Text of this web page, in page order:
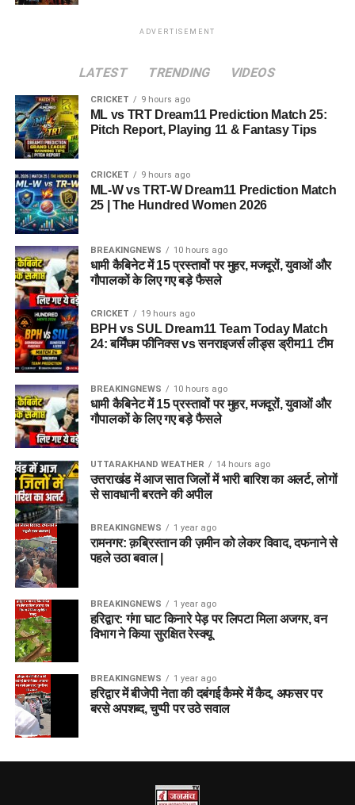
ADVERTISEMENT
LATEST TRENDING VIDEOS
CRICKET 9 hours ago
ML vs TRT Dream11 Prediction Match 25:
Pitch Report, Playing 11 & Fantasy Tips
CRICKET 9 hours ago
ML-W vs TRT-W Dream11 Prediction Match
25 | The Hundred Women 2026
BREAKINGNEWS 10 hours ago
धामी कैबिनेट में 15 प्रस्तावों पर मुहर, मजदूरों, युवाओं और
गौपालकों के लिए गए बड़े फैसले
CRICKET 19 hours ago
BPH vs SUL Dream11 Team Today Match
24: बर्मिंघम फीनिक्स vs सनराइजर्स लीड्स ड्रीम11 टीम
BREAKINGNEWS 10 hours ago
धामी कैबिनेट में 15 प्रस्तावों पर मुहर, मजदूरों, युवाओं और
गौपालकों के लिए गए बड़े फैसले
UTTARAKHAND WEATHER 14 hours ago
उत्तराखंड में आज सात जिलों में भारी बारिश का अलर्ट, लोगों
से सावधानी बरतने की अपील
BREAKINGNEWS 1 year ago
रामनगर: क़ब्रिस्तान की ज़मीन को लेकर विवाद, दफनाने से
पहले उठा बवाल |
BREAKINGNEWS 1 year ago
हरिद्वार: गंगा घाट किनारे पेड़ पर लिपटा मिला अजगर, वन
विभाग ने किया सुरक्षित रेस्क्यू
BREAKINGNEWS 1 year ago
हरिद्वार में बीजेपी नेता की दबंगई कैमरे में कैद, अफसर पर
बरसे अपशब्द, चुप्पी पर उठे सवाल